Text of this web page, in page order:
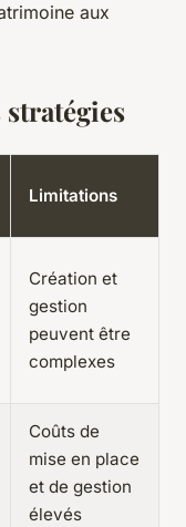
aux
Limitations
Création et
gestion
peuvent être
complexes
Coûts de
mise en place
et de gestion
élevés